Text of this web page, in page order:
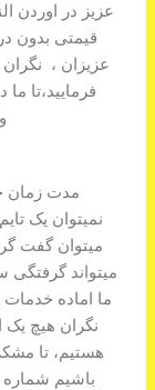
عزیز در اوردن
قیمتی بدون
عزیزان ،
فرمایید،تا
مدت زمان
نمیتوان یک
میتوان گفت
میتواند
نگران هیچ یک
هستیم، تا
باشیم شماره